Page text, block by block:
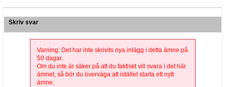
Skriv svar
Varning: Det har inte skrivits nya inlägg i detta ämne på
50 dagar.
Om du inte är säker på att du faktiskt vill svara i det här
ämnet, så bör du överväga att istället starta ett nytt
ämne.